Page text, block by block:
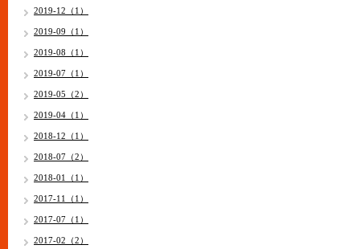
2019-12（1）
2019-09（1）
2019-08（1）
2019-07（1）
2019-05（2）
2019-04（1）
2018-12（1）
2018-07（2）
2018-01（1）
2017-11（1）
2017-07（1）
2017-02（2）